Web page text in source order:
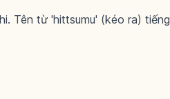
Tên từ 'hittsumu' (kéo ra) tiếng